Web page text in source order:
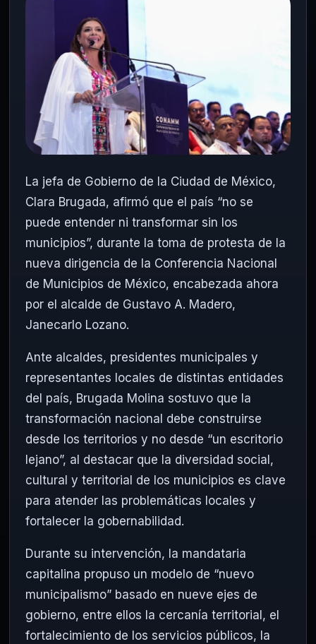
La jefa de Gobierno de la Ciudad de México,
Clara Brugada, afirmó que el país “no se
puede entender ni transformar sin los
municipios”, durante la toma de protesta de la
nueva dirigencia de la Conferencia Nacional
de Municipios de México, encabezada ahora
por el alcalde de Gustavo A. Madero,
Janecarlo Lozano.
Ante alcaldes, presidentes municipales y
representantes locales de distintas entidades
del país, Brugada Molina sostuvo que la
transformación nacional debe construirse
desde los territorios y no desde “un escritorio
lejano”, al destacar que la diversidad social,
cultural y territorial de los municipios es clave
para atender las problemáticas locales y
fortalecer la gobernabilidad.
Durante su intervención, la mandataria
capitalina propuso un modelo de “nuevo
municipalismo” basado en nueve ejes de
gobierno, entre ellos la cercanía territorial, el
fortalecimiento de los servicios públicos, la